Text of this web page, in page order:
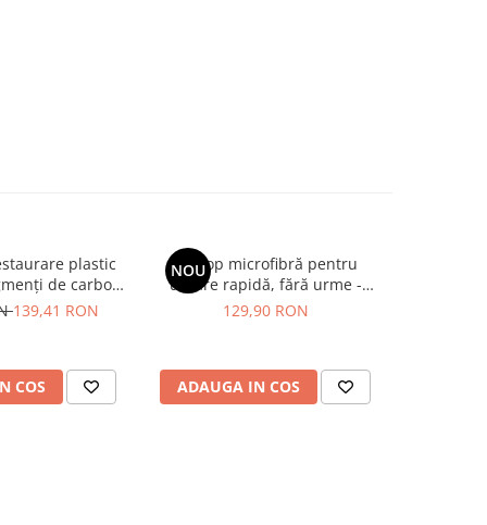
plastic
de carbon,
Finish Black
139,41 RON
COS
NOU
Prosop microfibră pentru
uscare rapidă, fără urme -
Liquid Elements Black Hole
129,90 RON
ADAUGA IN COS